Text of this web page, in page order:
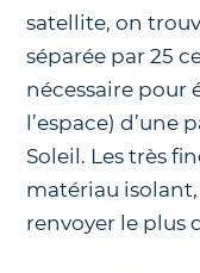
satellite, on
séparée par 25
nécessaire pour
l’espace)
Soleil. Les très
matériau
renvoyer le plus